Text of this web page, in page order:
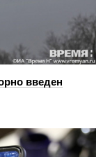
введен